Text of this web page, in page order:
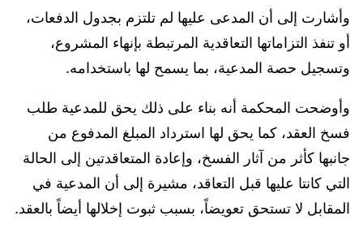
وأشارت إلى أن المدعى عليها لم تلتزم بجدول الدفعات،
أو تنفذ التزاماتها التعاقدية المرتبطة بإنهاء المشروع،
وتسجيل حصة المدعية، بما يسمح لها باستخدامه.
وأوضحت المحكمة أنه بناء على ذلك يحق للمدعية طلب
فسخ العقد، كما يحق لها استرداد المبلغ المدفوع من
جانبها كأثر من آثار الفسخ، وإعادة المتعاقدتين إلى الحالة
التي كانتا عليها قبل التعاقد، مشيرة إلى أن المدعية في
المقابل لا تستحق تعويضاً، بسبب ثبوت إخلالها أيضاً بالعقد.